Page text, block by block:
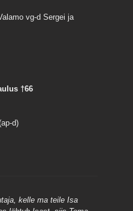
vg-d Sergei ja
†66
d)
kelle ma teile Isa